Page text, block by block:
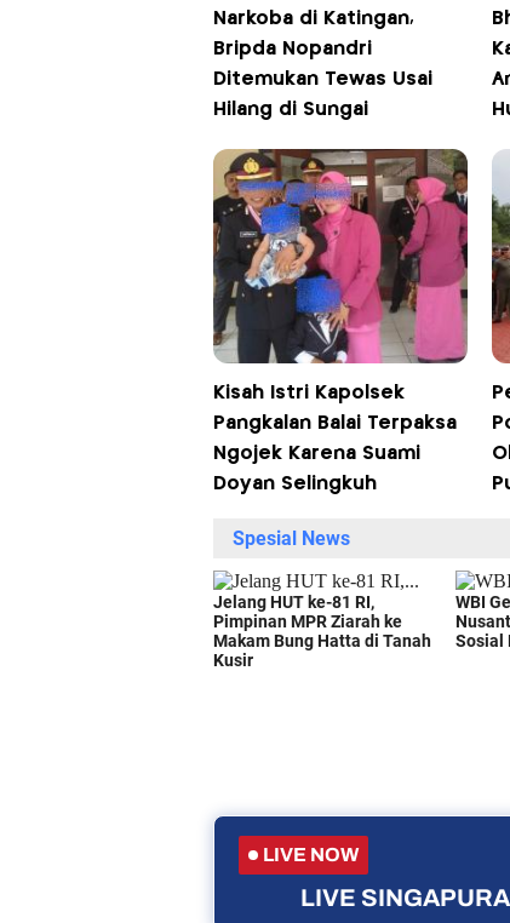
Narkoba di Katingan,
Bripda Nopandri
Ditemukan Tewas Usai
Hilang di Sungai
Kisah Istri Kapolsek
Pangkalan Balai Terpaksa
Ngojek Karena Suami
Doyan Selingkuh
LIVE NOW
LIVE